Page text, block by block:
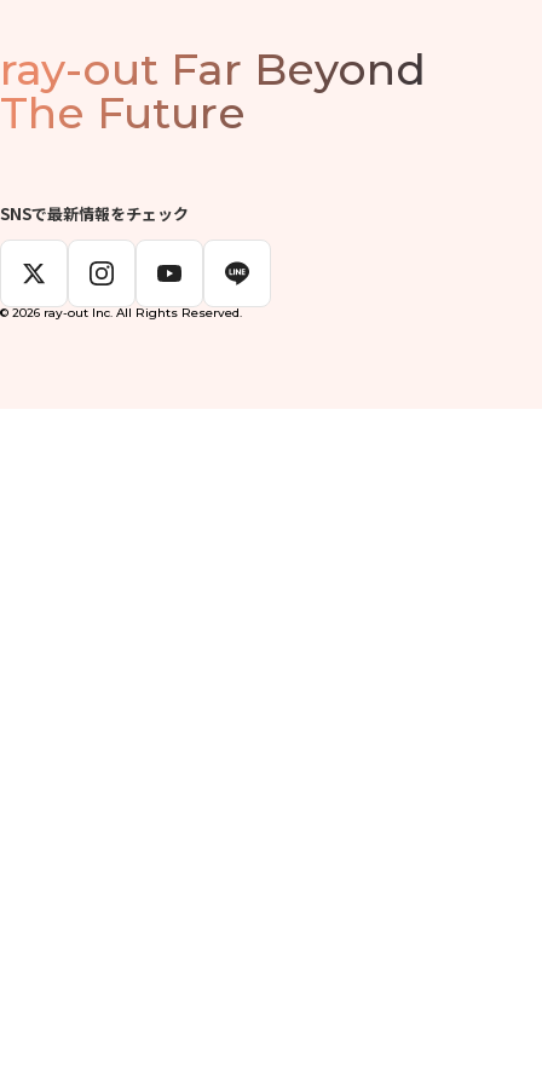
ray-out Far Beyond
The Future
SNSで最新情報をチェック
© 2026 ray-out Inc. All Rights Reserved.